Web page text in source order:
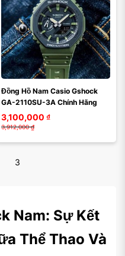
Đồng Hồ Nam Casio Gshock
GA-2110SU-3A Chính Hãng
3,100,000 ₫
3,912,000 ₫
3
Nam: Sự Kết
Thể Thao Và